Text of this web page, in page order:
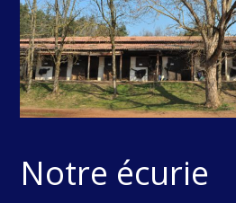
Notre écurie